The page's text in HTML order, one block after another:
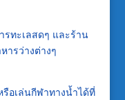
รทะเลสดๆ และร้าน
ารว่างต่างๆ
รือเล่นกีฬาทางน้ำได้ที่